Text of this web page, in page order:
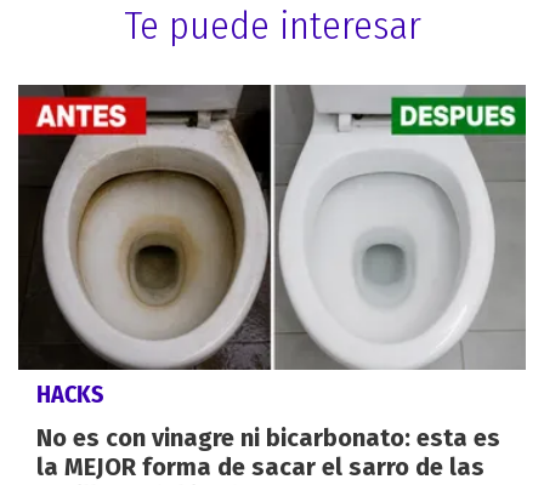
Te puede interesar
HACKS
No es con vinagre ni bicarbonato: esta es
la MEJOR forma de sacar el sarro de las